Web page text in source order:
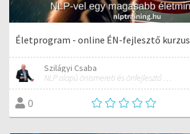
Életprogram - online ÉN-fejlesztő kurzus
Szilágyi Csaba
NLP alapú önismereti és önfejlesztő képzések
0